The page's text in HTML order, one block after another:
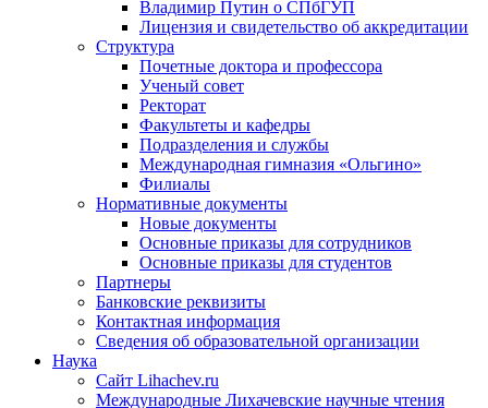
Владимир Путин о СПбГУП
Лицензия и свидетельство об аккредитации
Структура
Почетные доктора и профессора
Ученый совет
Ректорат
Факультеты и кафедры
Подразделения и службы
Международная гимназия «Ольгино»
Филиалы
Нормативные документы
Новые документы
Основные приказы для сотрудников
Основные приказы для студентов
Партнеры
Банковские реквизиты
Контактная информация
Сведения об образовательной организации
Наука
Сайт Lihachev.ru
Международные Лихачевские научные чтения